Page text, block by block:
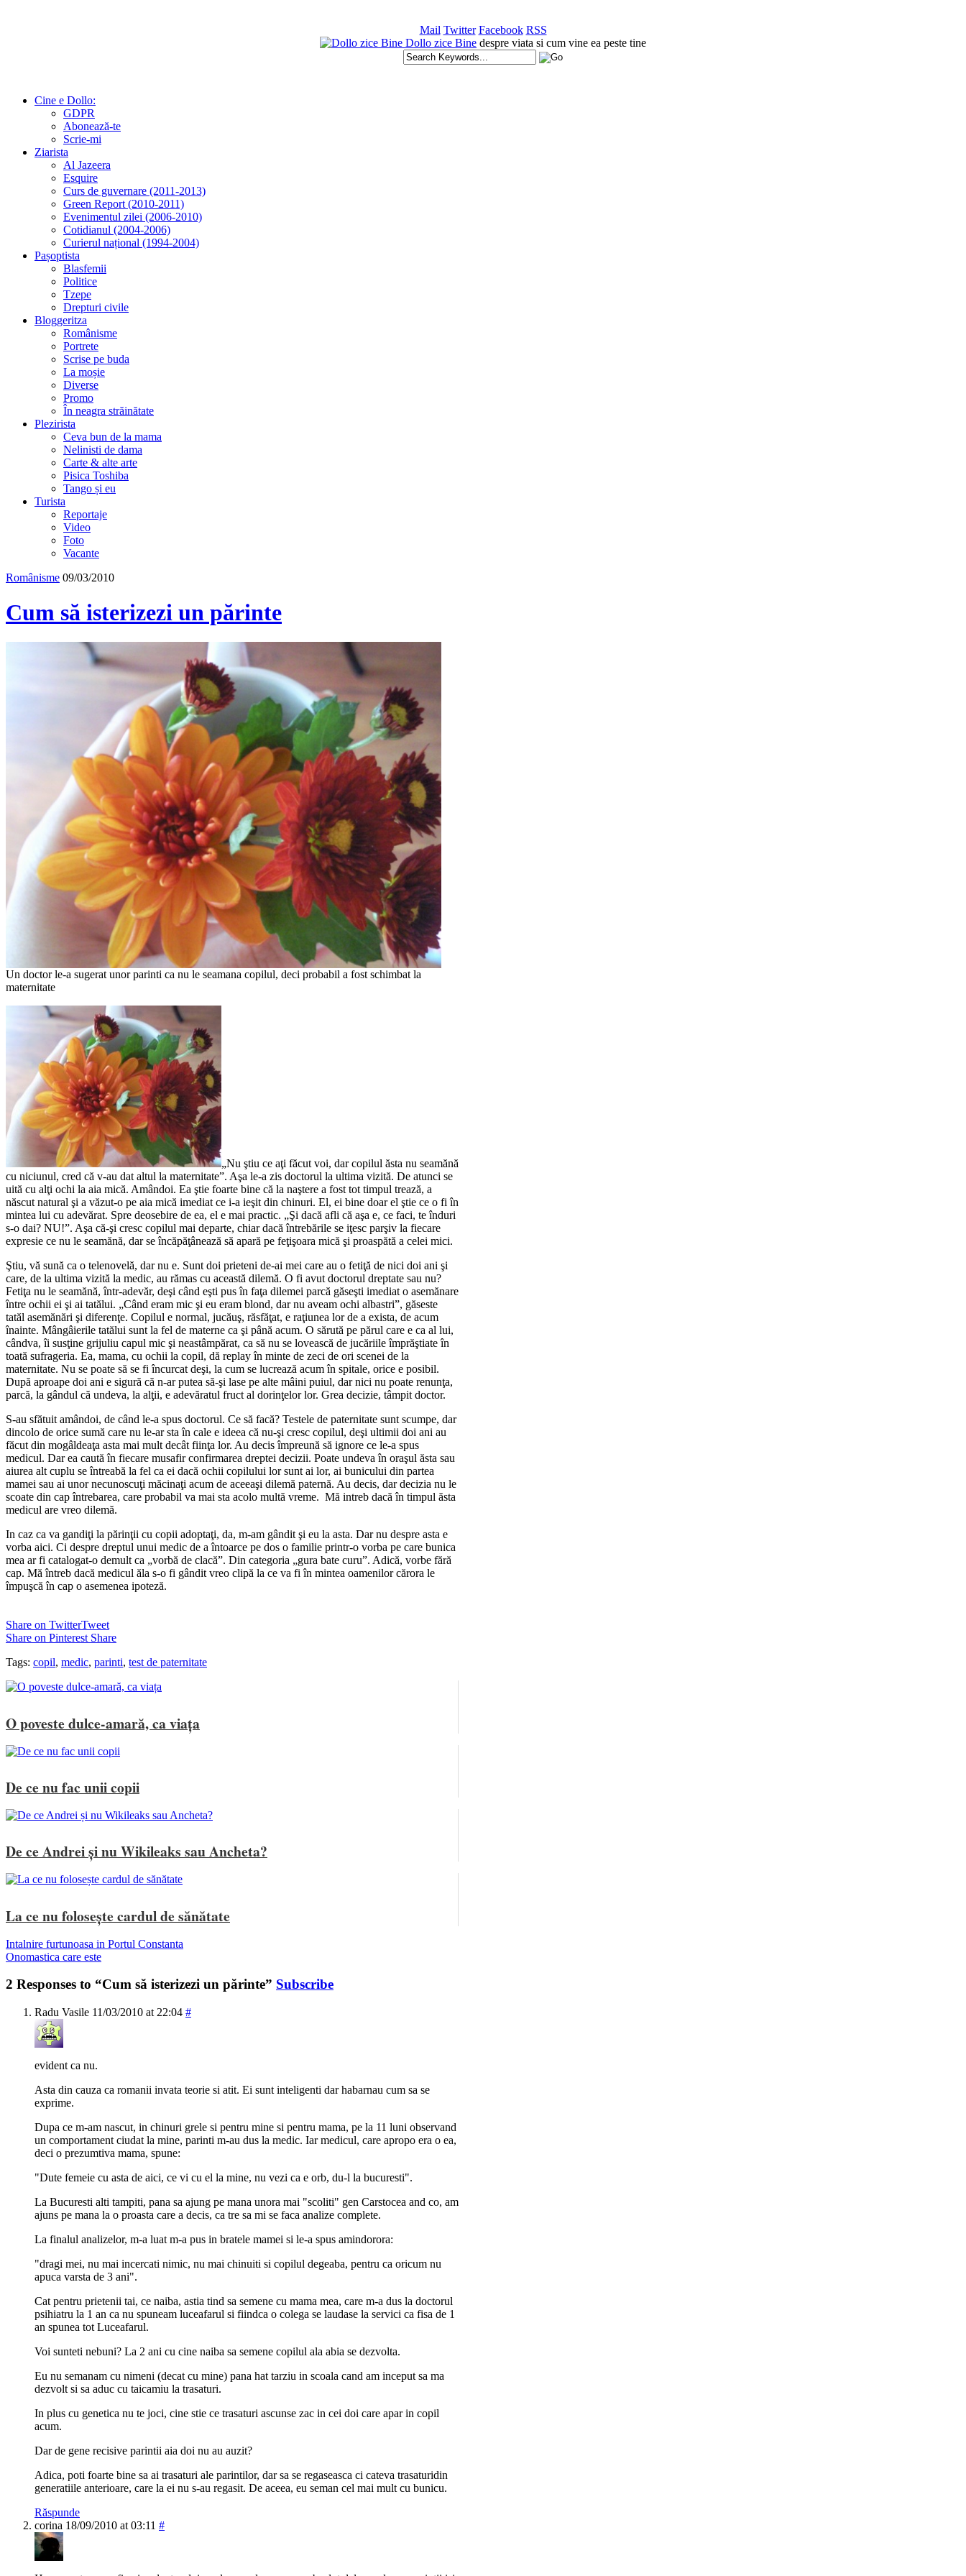
Mail Twitter Facebook RSS
Dollo zice Bine despre viata si cum vine ea peste tine
Cine e Dollo:
GDPR
Abonează-te
Scrie-mi
Ziarista
Al Jazeera
Esquire
Curs de guvernare (2011-2013)
Green Report (2010-2011)
Evenimentul zilei (2006-2010)
Cotidianul (2004-2006)
Curierul național (1994-2004)
Pașoptista
Blasfemii
Politice
Tzepe
Drepturi civile
Bloggeritza
Românisme
Portrete
Scrise pe buda
La moșie
Diverse
Promo
În neagra străinătate
Plezirista
Ceva bun de la mama
Nelinisti de dama
Carte & alte arte
Pisica Toshiba
Tango și eu
Turista
Reportaje
Video
Foto
Vacante
Românisme 09/03/2010
Cum să isterizezi un părinte
Un doctor le-a sugerat unor parinti ca nu le seamana copilul, deci probabil a fost schimbat la
maternitate
„Nu ştiu ce aţi făcut voi, dar copilul ăsta nu seamănă
cu niciunul, cred că v-au dat altul la maternitate”. Aşa le-a zis doctorul la ultima vizită. De atunci se
uită cu alţi ochi la aia mică. Amândoi. Ea ştie foarte bine că la naştere a fost tot timpul trează, a
născut natural şi a văzut-o pe aia mică imediat ce i-a ieşit din chinuri. El, ei bine doar el ştie ce o fi în
mintea lui cu adevărat. Spre deosebire de ea, el e mai practic. „Şi dacă afli că aşa e, ce faci, te înduri
s-o dai? NU!”. Aşa că-şi cresc copilul mai departe, chiar dacă întrebările se iţesc parşiv la fiecare
expresie ce nu le seamănă, dar se încăpăţânează să apară pe feţişoara mică şi proaspătă a celei mici.
Ştiu, vă sună ca o telenovelă, dar nu e. Sunt doi prieteni de-ai mei care au o fetiţă de nici doi ani şi
care, de la ultima vizită la medic, au rămas cu această dilemă. O fi avut doctorul dreptate sau nu?
Fetiţa nu le seamănă, într-adevăr, deşi când eşti pus în faţa dilemei parcă găseşti imediat o asemănare
între ochii ei şi ai tatălui. „Când eram mic şi eu eram blond, dar nu aveam ochi albastri”, găseste
tatăl asemănări şi diferenţe. Copilul e normal, jucăuş, răsfăţat, e raţiunea lor de a exista, de acum
înainte. Mângâierile tatălui sunt la fel de materne ca şi până acum. O sărută pe părul care e ca al lui,
cândva, îi susţine grijuliu capul mic şi neastâmpărat, ca să nu se lovească de jucăriile împrăştiate în
toată sufrageria. Ea, mama, cu ochii la copil, dă replay în minte de zeci de ori scenei de la
maternitate. Nu se poate să se fi încurcat deşi, la cum se lucrează acum în spitale, orice e posibil.
După aproape doi ani e sigură că n-ar putea să-şi lase pe alte mâini puiul, dar nici nu poate renunţa,
parcă, la gândul că undeva, la alţii, e adevăratul fruct al dorinţelor lor. Grea decizie, tâmpit doctor.
S-au sfătuit amândoi, de când le-a spus doctorul. Ce să facă? Testele de paternitate sunt scumpe, dar
dincolo de orice sumă care nu le-ar sta în cale e ideea că nu-şi cresc copilul, deşi ultimii doi ani au
făcut din mogâldeaţa asta mai mult decât fiinţa lor. Au decis împreună să ignore ce le-a spus
medicul. Dar ea caută în fiecare musafir confirmarea dreptei decizii. Poate undeva în oraşul ăsta sau
aiurea alt cuplu se întreabă la fel ca ei dacă ochii copilului lor sunt ai lor, ai bunicului din partea
mamei sau ai unor necunoscuţi măcinaţi acum de aceeaşi dilemă paternă. Au decis, dar decizia nu le
scoate din cap întrebarea, care probabil va mai sta acolo multă vreme. Mă intreb dacă în timpul ăsta
medicul are vreo dilemă.
In caz ca va gandiţi la părinţii cu copii adoptaţi, da, m-am gândit şi eu la asta. Dar nu despre asta e
vorba aici. Ci despre dreptul unui medic de a întoarce pe dos o familie printr-o vorba pe care bunica
mea ar fi catalogat-o demult ca „vorbă de clacă”. Din categoria „gura bate curu”. Adică, vorbe fără
cap. Mă întreb dacă medicul ăla s-o fi gândit vreo clipă la ce va fi în mintea oamenilor cărora le
împuşcă în cap o asemenea ipoteză.
Share on TwitterTweet
Share on Pinterest Share
Tags: copil, medic, parinti, test de paternitate
O poveste dulce-amară, ca viața
De ce nu fac unii copii
De ce Andrei și nu Wikileaks sau Ancheta?
La ce nu folosește cardul de sănătate
Intalnire furtunoasa in Portul Constanta
Onomastica care este
2 Responses to “Cum să isterizezi un părinte” Subscribe
Radu Vasile 11/03/2010 at 22:04 #
evident ca nu.
Asta din cauza ca romanii invata teorie si atit. Ei sunt inteligenti dar habarnau cum sa se
exprime.
Dupa ce m-am nascut, in chinuri grele si pentru mine si pentru mama, pe la 11 luni observand
un comportament ciudat la mine, parinti m-au dus la medic. Iar medicul, care apropo era o ea,
deci o prezumtiva mama, spune:
"Dute femeie cu asta de aici, ce vi cu el la mine, nu vezi ca e orb, du-l la bucuresti".
La Bucuresti alti tampiti, pana sa ajung pe mana unora mai "scoliti" gen Carstocea and co, am
ajuns pe mana la o proasta care a decis, ca tre sa mi se faca analize complete.
La finalul analizelor, m-a luat m-a pus in bratele mamei si le-a spus amindorora:
"dragi mei, nu mai incercati nimic, nu mai chinuiti si copilul degeaba, pentru ca oricum nu
apuca varsta de 3 ani".
Cat pentru prietenii tai, ce naiba, astia tind sa semene cu mama mea, care m-a dus la doctorul
psihiatru la 1 an ca nu spuneam luceafarul si fiindca o colega se laudase la servici ca fisa de 1
an spunea tot Luceafarul.
Voi sunteti nebuni? La 2 ani cu cine naiba sa semene copilul ala abia se dezvolta.
Eu nu semanam cu nimeni (decat cu mine) pana hat tarziu in scoala cand am inceput sa ma
dezvolt si sa aduc cu taicamiu la trasaturi.
In plus cu genetica nu te joci, cine stie ce trasaturi ascunse zac in cei doi care apar in copil
acum.
Dar de gene recisive parintii aia doi nu au auzit?
Adica, poti foarte bine sa ai trasaturi ale parintilor, dar sa se regaseasca ci cateva trasaturidin
generatiile anterioare, care la ei nu s-au regasit. De aceea, eu seman cel mai mult cu bunicu.
Răspunde
corina 18/09/2010 at 03:11 #